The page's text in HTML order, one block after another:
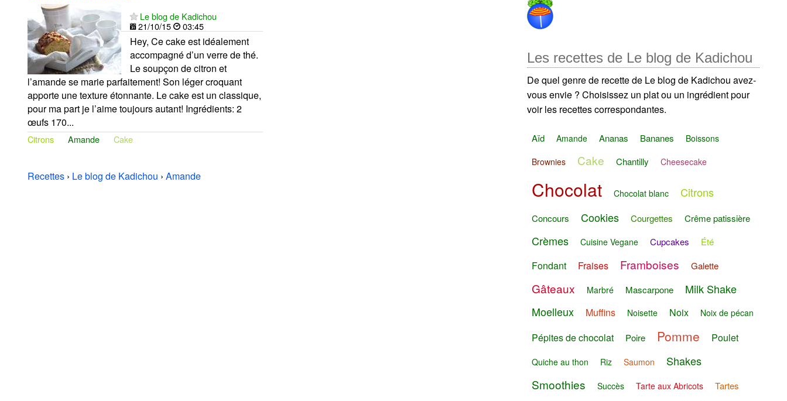
Le blog de Kadichou
21/10/15
03:45
Hey, Ce cake est idéalement
accompagné d’un verre de thé.
Le soupçon de citron et
l’amande se marie parfaitement! Son léger croquant
apporte une texture étonnante. Le cake est un classique,
pour ma part je l’aime toujours autant! Ingrédients: 2
œufs 170...
Citrons Amande Cake
Recettes › Le blog de Kadichou › Amande
Les recettes de Le blog de Kadichou
De quel genre de recette de Le blog de Kadichou avez-
vous envie ? Choisissez un plat ou un ingrédient pour
voir les recettes correspondantes.
Aïd Amande Ananas Bananes
Boissons
Brownies
Cake Chantilly Cheesecake
Chocolat Chocolat blanc Citrons
Concours Cookies Courgettes Crême patissière
Crèmes Cuisine Vegane Cupcakes Été
Fondant Fraises Framboises Galette
Gâteaux Marbré Mascarpone
Milk Shake
Moelleux
Muffins Noisette Noix Noix de pécan
Pépites de chocolat Poire Pomme Poulet
Quiche au thon Riz Saumon Shakes
Smoothies Succès Tarte aux Abricots Tartes